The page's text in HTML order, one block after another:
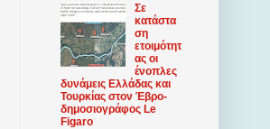
Σε
κατάστα
ση
ετοιμότητ
ας οι
ένοπλες
δυνάμεις Ελλάδας και
Τουρκίας στον Έβρο-
δημοσιογράφος Le
Figaro